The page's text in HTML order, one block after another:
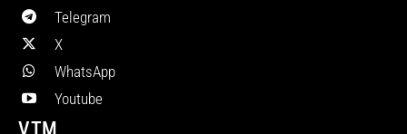
Telegram
X
WhatsApp
Youtube
VTM